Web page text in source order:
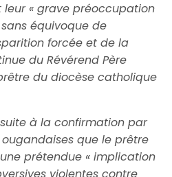
« grave préoccupation
équivoque de
forcée et de la
du Révérend Père
du diocèse catholique
à la confirmation par
que le prêtre
prétendue « implication